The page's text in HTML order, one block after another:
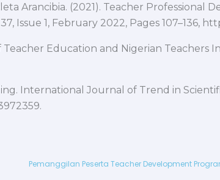
Arancibia. (2021). Teacher
Issue 1, February 2022, Pages 107–136,
Teacher Education and Nigerian
International Journal of Trend in
Pemanggilan Peserta Teacher Development